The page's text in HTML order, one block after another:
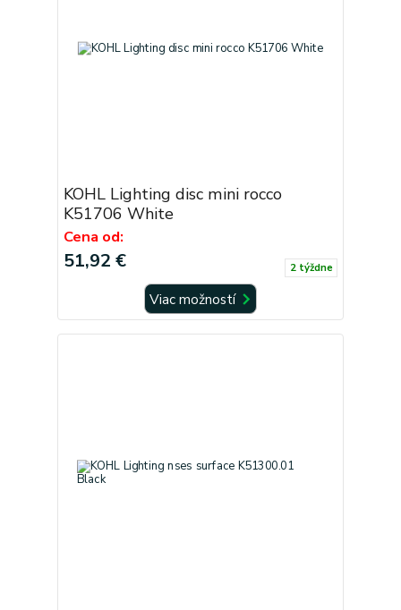
KOHL Lighting disc mini rocco
K51706 White
Cena od:
51,92 € 2 týždne
Viac možností